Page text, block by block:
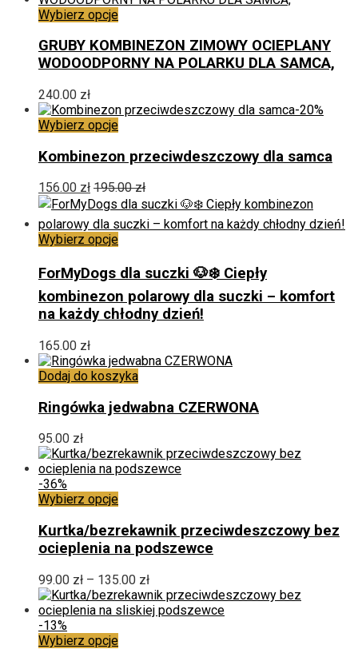
Wybierz opcjeTen
ma
wiele
wariantów.
można
wybrać
na
stronie
produktu
GRUBY KOMBINEZON ZIMOWY OCIEPLANY
WODOODPORNY NA POLARKU DLA SAMCA,
240.00 zł
-20%
Wybierz opcjeTen
ma
wiele
wariantów.
Opcje
można
wybrać
na
produktu
Kombinezon przeciwdeszczowy dla samca
156.00 zł 195.00zł
Wybierz opcjeTen
ma
wiele
wariantów.
Opcje
na
stronie
ForMyDogs dla suczki 🐶❄️ Ciepły
kombinezon polarowy dla suczki – komfort
na każdy chłodny dzień!
165.00 zł
Dodaj do koszyka
Ringówka jedwabna CZERWONA
95.00 zł
-36%
Wybierz opcjeTen
ma
wiele
wariantów.
Opcje
można
wybrać
na
stronie
produktu
Kurtka/bezrekawnik przeciwdeszczowy bez
ocieplenia na podszewce
99.00 zł – 135.00 złZakres
cen:
od
-13%
Wybierz opcjeTen